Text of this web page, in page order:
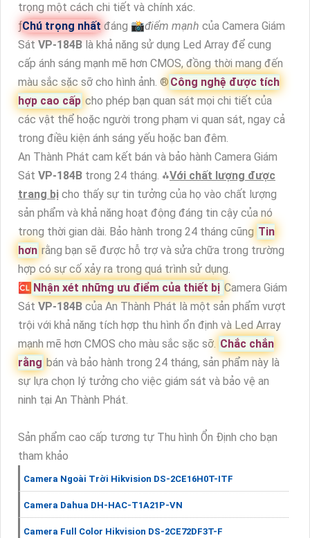
trọng một cách chi tiết và chính xác.
ƒChú trọng nhất đáng 📸điểm mạnh của Camera Giám
Sát VP-184B là khả năng sử dụng Led Array để cung
cấp ánh sáng mạnh mẽ hơn CMOS, đồng thời mang đến
màu sắc sặc sỡ cho hình ảnh. ®️ Công nghệ được tích
hợp cao cấp cho phép bạn quan sát mọi chi tiết của
các vật thể hoặc người trong phạm vi quan sát, ngay cả
trong điều kiện ánh sáng yếu hoặc ban đêm.
An Thành Phát cam kết bán và bảo hành Camera Giám
Sát VP-184B trong 24 tháng. ⁂Với chất lượng được
trang bị cho thấy sự tin tưởng của họ vào chất lượng
sản phẩm và khả năng hoạt động đáng tin cậy của nó
trong thời gian dài. Bảo hành trong 24 tháng cũng Tin
hơn rằng bạn sẽ được hỗ trợ và sửa chữa trong trường
hợp có sự cố xảy ra trong quá trình sử dụng.
🆑 Nhận xét những ưu điểm của thiết bị Camera Giám
SátVP-184Bcủa An Thành Phát là một sản phẩm vượt
trội với khả năng tích hợp thu hình ổn định và Led Array
mạnh mẽ hơn CMOS cho màu sắc sặc sỡ. Chắc chắn
rằng bán và bảo hành trong 24 tháng, sản phẩm này là
sự lựa chọn lý tưởng cho việc giám sát và bảo vệ an
ninh tại An Thành Phát.
Sản phẩm cao cấp tương tự Thu hình Ổn Định cho bạn
tham khảo
Camera Ngoài Trời Hikvision DS-2CE16H0T-ITF
Camera Dahua DH-HAC-T1A21P-VN
Camera Full Color Hikvision DS-2CE72DF3T-F